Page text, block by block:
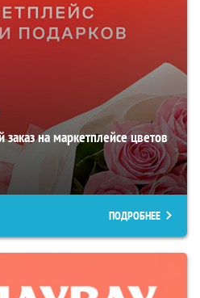
на маркетплейсе цветов
ПОДРОБНЕЕ